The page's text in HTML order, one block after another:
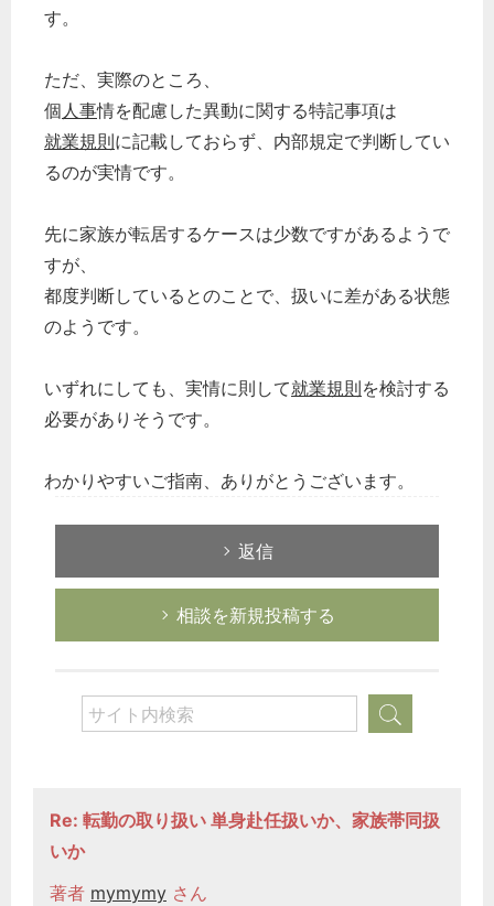
す。
ただ、実際のところ、
個人事情を配慮した異動に関する特記事項は
就業規則に記載しておらず、内部規定で判断してい
るのが実情です。
先に家族が転居するケースは少数ですがあるようで
すが、
都度判断しているとのことで、扱いに差がある状態
のようです。
いずれにしても、実情に則して就業規則を検討する
必要がありそうです。
わかりやすいご指南、ありがとうございます。
返信
相談を新規投稿する
Re: 転勤の取り扱い 単身赴任扱いか、家族帯同扱
いか
著者 mymymy さん
総務の給湯室
秘書のノウハウ